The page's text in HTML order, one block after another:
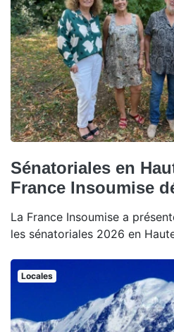
Sénatoriales en
France Insoumise
La France Insoumise a
les sénatoriales 2026 en
Locales